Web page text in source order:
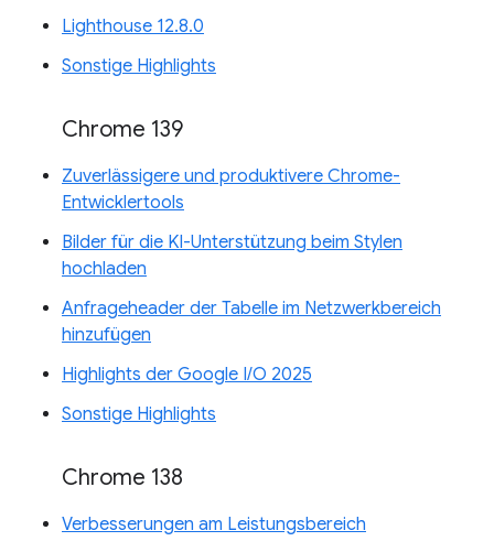
Lighthouse 12.8.0
Sonstige Highlights
Chrome 139
Zuverlässigere und produktivere Chrome-
Entwicklertools
Bilder für die KI-Unterstützung beim Stylen
hochladen
Anfrageheader der Tabelle im Netzwerkbereich
hinzufügen
Highlights der Google I/O 2025
Sonstige Highlights
Chrome 138
Verbesserungen am Leistungsbereich